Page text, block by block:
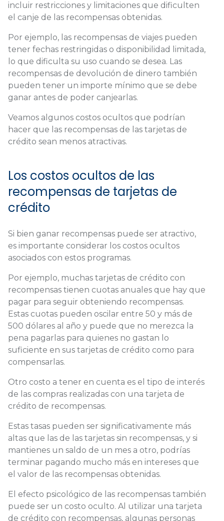
incluir restricciones y limitaciones que dificulten
el canje de las recompensas obtenidas.
Por ejemplo, las recompensas de viajes pueden
tener fechas restringidas o disponibilidad limitada,
lo que dificulta su uso cuando se desea. Las
recompensas de devolución de dinero también
pueden tener un importe mínimo que se debe
ganar antes de poder canjearlas.
Veamos algunos costos ocultos que podrían
hacer que las recompensas de las tarjetas de
crédito sean menos atractivas.
Los costos ocultos de las
recompensas de tarjetas de
crédito
Si bien ganar recompensas puede ser atractivo,
es importante considerar los costos ocultos
asociados con estos programas.
Por ejemplo, muchas tarjetas de crédito con
recompensas tienen cuotas anuales que hay que
pagar para seguir obteniendo recompensas.
Estas cuotas pueden oscilar entre 50 y más de
500 dólares al año y puede que no merezca la
pena pagarlas para quienes no gastan lo
suficiente en sus tarjetas de crédito como para
compensarlas.
Otro costo a tener en cuenta es el tipo de interés
de las compras realizadas con una tarjeta de
crédito de recompensas.
Estas tasas pueden ser significativamente más
altas que las de las tarjetas sin recompensas, y si
mantienes un saldo de un mes a otro, podrías
terminar pagando mucho más en intereses que
el valor de las recompensas obtenidas.
El efecto psicológico de las recompensas también
puede ser un costo oculto. Al utilizar una tarjeta
de crédito con recompensas, algunas personas